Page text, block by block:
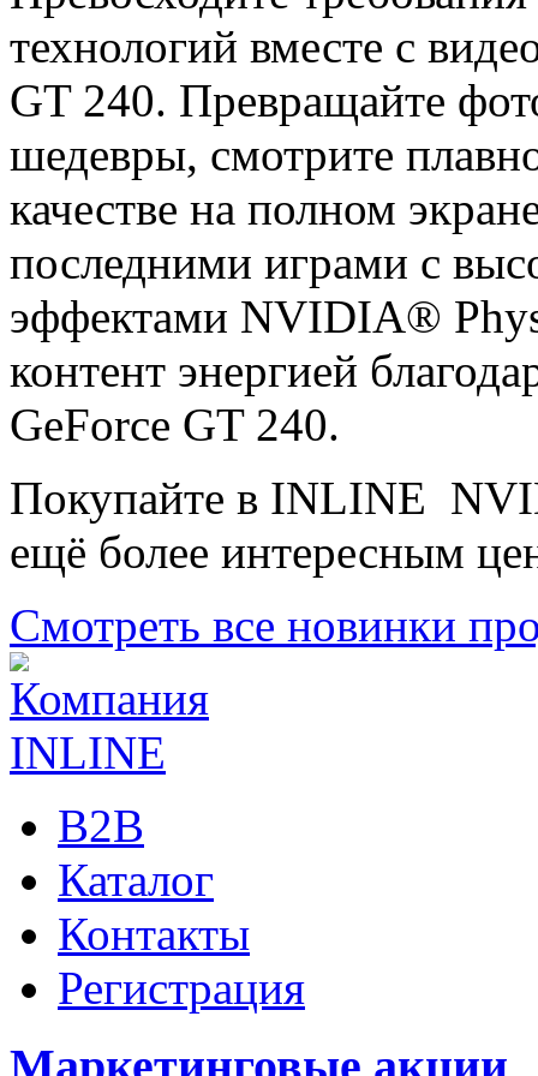
технологий вместе с
GT 240. Превращайте
шедевры, смотрите
качестве на полном
последними играми с
эффектами NVIDIA®
контент энергией
GeForce GT 240.
Покупайте в INLINE
ещё более интересным
Смотреть все новинки
B2B
Каталог
Контакты
Регистрация